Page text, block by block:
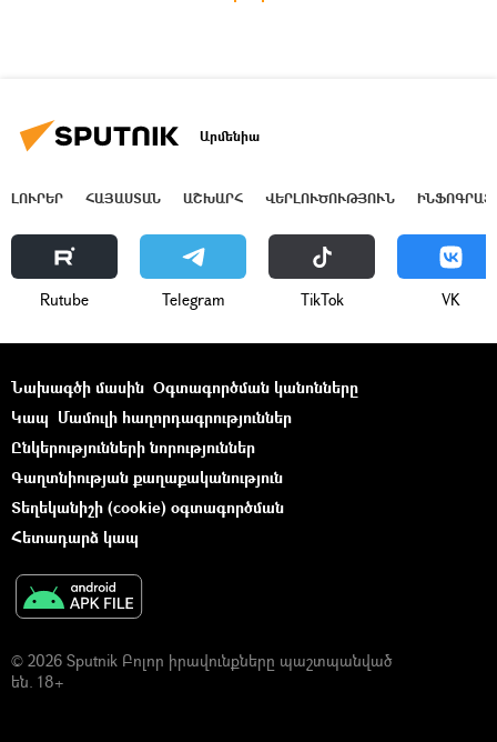
Արմենիա
ԼՈՒՐԵՐ ՀԱՅԱՍՏԱՆ ԱՇԽԱՐՀ ՎԵՐԼՈՒԾՈՒԹՅՈՒՆ
Rutube Telegram ТikТоk VK
Նախագծի մասին Օգտագործման կանոնները
Կապ Մամուլի հաղորդագրություններ
Ընկերությունների նորություններ
Գաղտնիության քաղաքականություն
Տեղեկանիշի (cookie) օգտագործման
Հետադարձ կապ
© 2026 Sputnik Բոլոր իրավունքները պաշտպանված
են. 18+